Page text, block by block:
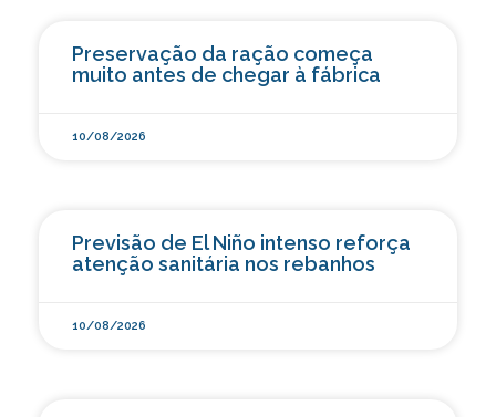
Preservação da ração começa
muito antes de chegar à fábrica
10/08/2026
Previsão de El Niño intenso reforça
atenção sanitária nos rebanhos
10/08/2026